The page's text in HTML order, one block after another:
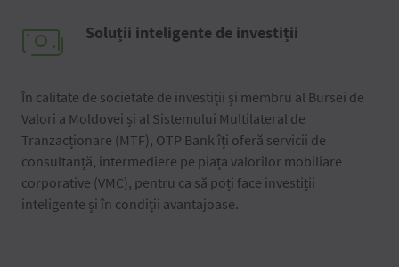
Soluții inteligente de investiții
În calitate de societate de investiții și membru al Bursei de
Valori a Moldovei și al Sistemului Multilateral de
Tranzacționare (MTF), OTP Bank îți oferă servicii de
consultanță, intermediere pe piața valorilor mobiliare
corporative (VMC), pentru ca să poți face investiții
inteligente și în condiții avantajoase.